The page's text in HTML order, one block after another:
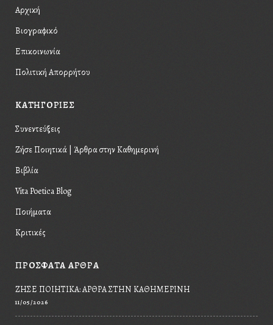
Αρχική
Βιογραφικό
Επικοινωνία
Πολιτική Απορρήτου
KΑΤΗΓΟΡΙΕΣ
Συνεντεύξεις
Ζήσε Ποιητικά | Άρθρα στην Καθημερινή
Βιβλία
Vita Poetica Blog
Ποιήματα
Κριτικές
ΠΡΟΣΦΑΤΑ ΑΡΘΡΑ
ΖΉΣΕ ΠΟΙΗΤΙΚΆ: ΆΡΘΡΑ ΣΤΗΝ ΚΑΘΗΜΕΡΙΝΉ
11/05/2026